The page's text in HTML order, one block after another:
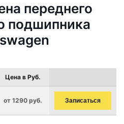
переднего
подшипника
Цена в Руб.
от 1290 руб. Записаться